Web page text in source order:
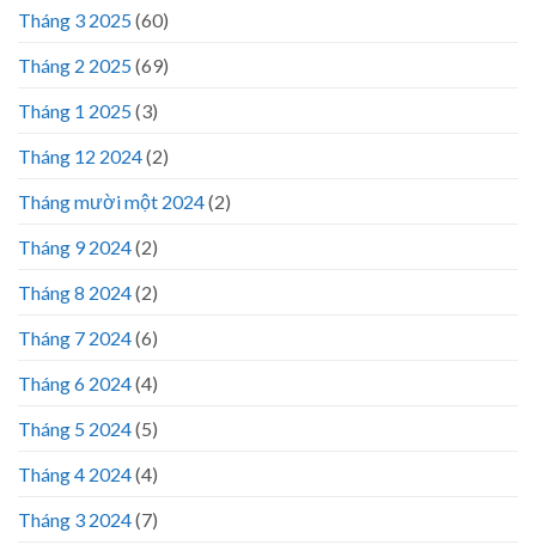
Tháng 3 2025(60)
Tháng 2 2025(69)
Tháng 1 2025(3)
Tháng 12 2024(2)
Tháng mười một 2024(2)
Tháng 9 2024(2)
Tháng 8 2024(2)
Tháng 7 2024(6)
Tháng 6 2024(4)
Tháng 5 2024(5)
Tháng 4 2024(4)
Tháng 3 2024(7)